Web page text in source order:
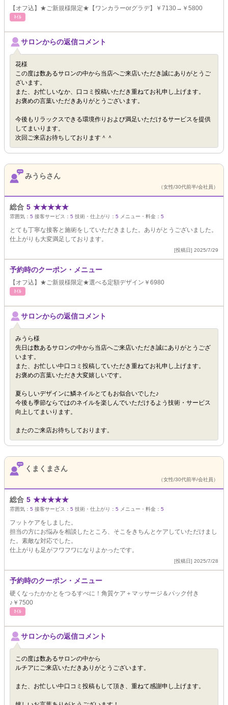
【オフ込】★ご新規様限定★【ワンカラーorグラデ】￥7130→￥5800
ﾈｲﾙ
サロンからの返信コメント
花様
この度は数あるサロンの中から当店へご来店いただき誠にありがとうご
ざいます。
また、お忙しいなか、口コミ投稿いただき重ねてお礼申し上げます。
お褒めの言葉いただきありがとうございます。
今後もリラックスできる環境作りおよび満足いただけるサービスを提供
してまいります。
次回ご来店お待ちしております＾＾
みうらさん
（女性/30代前半/会社員）
総合 5 ★★★★★
雰囲気： 5 接客サービス： 5 技術・仕上がり： 5 メニュー・料金： 5
とても丁寧な接客と施術をしていただきました。ありがとうございました。
仕上がりも大変満足しております。
[投稿日] 2025/7/29
予約時のクーポン・メニュー
【オフ込】★ご新規様限定★選べる定額デザイン￥6980
ﾈｲﾙ
サロンからの返信コメント
みうら様
先日は数あるサロンの中から当店へご来店いただき誠にありがとうござ
います。
また、お忙しい中口コミ投稿していただき重ねてお礼申し上げます。
お褒めの言葉いただき大変嬉しいです。
夏らしいデザインに鱗ネイルとてもお似合いでした♪
今後も季節ならではのネイルを楽しんでいただけるよう技術・サービス
向上してまいります。
またのご来店お待ちしております。
くまくまさん
（女性/30代前半/会社員）
総合 5 ★★★★★
雰囲気： 5 接客サービス： 5 技術・仕上がり： 5 メニュー・料金： 5
フットケアをしました。
担当の方にお悩みを相談したところ、そこをきちんとケアしていただけまし
た。素敵な対応でした。
仕上がりも足がフワフワになりよかったです。
[投稿日] 2025/7/28
予約時のクーポン・メニュー
硬くなったかかとをつるすべに！角質ケア＋マッサージ＆パック付き
♪￥7500
ﾈｲﾙ
サロンからの返信コメント
この度は数あるサロンの中から
ルチアにご来店いただきありがとうございます。
また、お忙しい中口コミ投稿もして頂き、重ねて感謝申し上げます。